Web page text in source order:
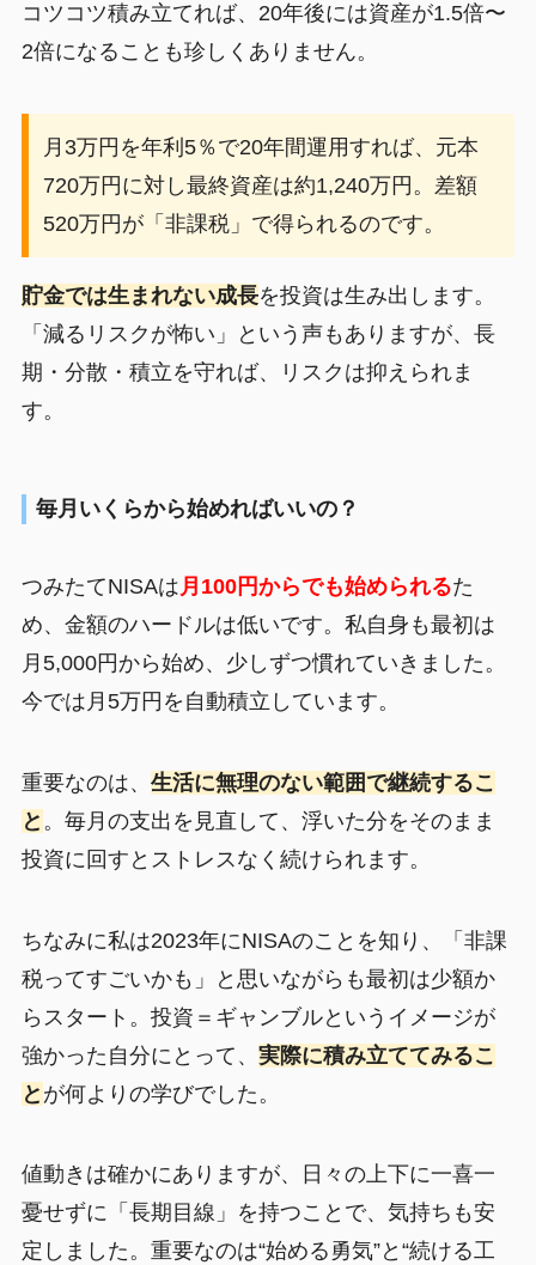
コツコツ積み立てれば、20年後には資産が1.5倍〜
2倍になることも珍しくありません。
月3万円を年利5％で20年間運用すれば、元本
720万円に対し最終資産は約1,240万円。差額
520万円が「非課税」で得られるのです。
貯金では生まれない成長を投資は生み出します。
「減るリスクが怖い」という声もありますが、長
期・分散・積立を守れば、リスクは抑えられま
す。
毎月いくらから始めればいいの？
つみたてNISAは 月100円からでも始められるた
め、金額のハードルは低いです。私自身も最初は
月5,000円から始め、少しずつ慣れていきました。
今では月5万円を自動積立しています。
重要なのは、 生活に無理のない範囲で継続するこ
と 。毎月の支出を見直して、浮いた分をそのまま
投資に回すとストレスなく続けられます。
ちなみに私は2023年にNISAのことを知り、「非課
税ってすごいかも」と思いながらも最初は少額か
らスタート。投資＝ギャンブルというイメージが
強かった自分にとって、 実際に積み立ててみるこ
と が何よりの学びでした。
値動きは確かにありますが、日々の上下に一喜一
憂せずに「長期目線」を持つことで、気持ちも安
定しました。重要なのは“始める勇気”と“続ける工